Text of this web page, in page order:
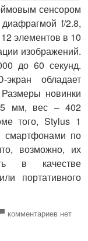
сенсором
f/2.8,
12 элементов в 10
изображений.
до 60 секунд.
обладает
новинки
мм, вес – 402
того, Stylus 1
смартфонами по
возможно, их
в качестве
портативного
комментариев нет